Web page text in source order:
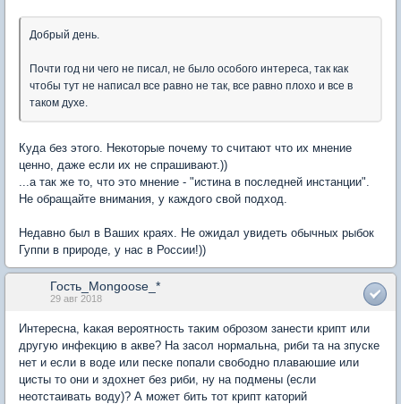
Добрый день.
Почти год ни чего не писал, не было особого интереса, так как
чтобы тут не написал все равно не так, все равно плохо и все в
таком духе.
Куда без этого. Некоторые почему то считают что их мнение
ценно, даже если их не спрашивают.))
...а так же то, что это мнение - "истина в последней инстанции".
Не обращайте внимания, у каждого свой подход.
Недавно был в Ваших краях. Не ожидал увидеть обычных рыбок
Гуппи в природе, у нас в России!))
Гость_Mongoose_*
29 авг 2018
Интересна, kакая вероятность таким оброзом занести крипт или
другую инфекцию в акве? На засол нормальна, риби та на зпуске
нет и если в воде или песке попали свободно плаваюшие или
цисты то они и здохнет без риби, ну на подмены (если
неотстаивать воду)? А может бить тот крипт каторий